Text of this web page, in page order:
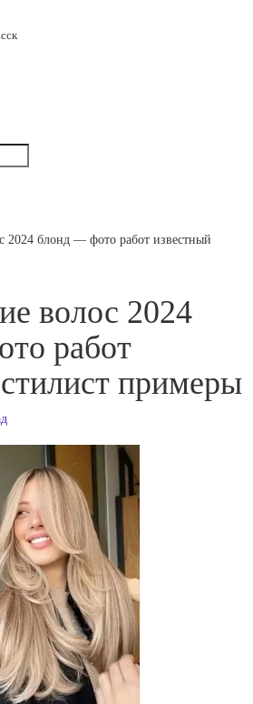
2024 блонд — фото работ известный
волос 2024
работ
примеры